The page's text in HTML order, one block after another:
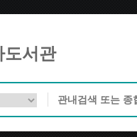
도서관